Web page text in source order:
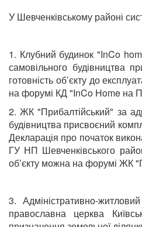
У Шевченківському районі
1. Клубний будинок "InCo
самовільного будівництва
готовність об’єкту до
на форумі КД "InCo Home на
2. ЖК "Прибалтійський" за
будівництва присвоєний
Декларація про початок
ГУ НП Шевченківського
об’єкту можна на форумі ЖК
3. Адміністративно-
православна церква